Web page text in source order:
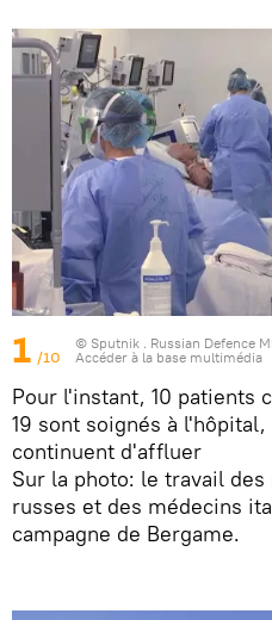
1 /10
© Sputnik . Russian Defence
Accéder à la base multimédia
Pour l'instant, 10 patients
19 sont soignés à
continuent d'affluer
Sur la photo: le travail
russes et des médecins
campagne de Bergame.